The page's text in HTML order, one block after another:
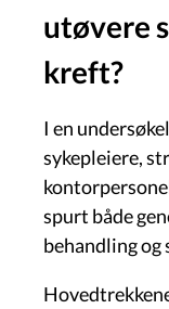
utøvere
kreft?
I en
sykepleiere,
spurt både
behandling og